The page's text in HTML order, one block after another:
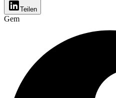
Teilen
Gem